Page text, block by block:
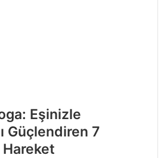
Eşinizle
Güçlendiren 7